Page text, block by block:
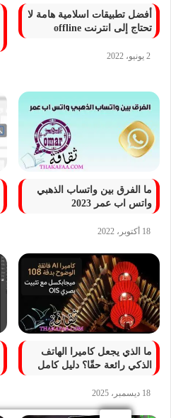
أفضل تطبيقات اسلامية هامة لا
تحتاج إلى انترنت offline
2 يونيو، 2022
ما الفرق بين واتساب الذهبي
واتس اب عمر 2023
18 أكتوبر، 2022
ما الذي يجعل كاميرا الهاتف
الذكي رائعة حقًا؟ دليل كامل
18 ديسمبر، 2025